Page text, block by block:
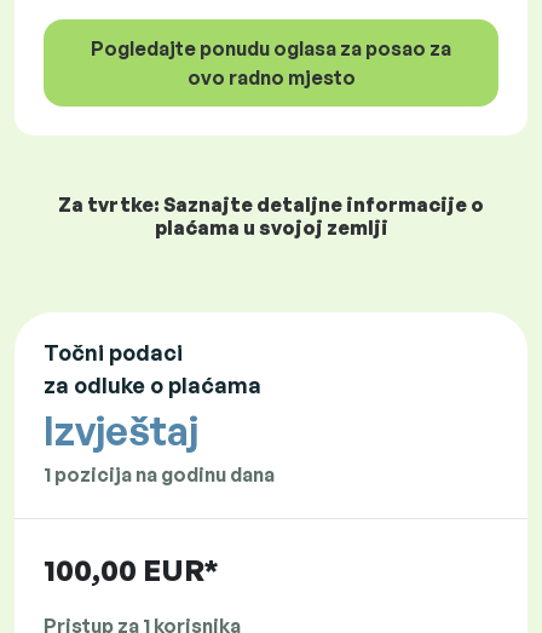
Pogledajte ponudu oglasa za posao za
ovo radno mjesto
Za tvrtke: Saznajte detaljne informacije o
plaćama u svojoj zemlji
Točni podaci
za odluke o plaćama
Izvještaj
1 pozicija na godinu dana
100,00 EUR*
Pristup za 1 korisnika